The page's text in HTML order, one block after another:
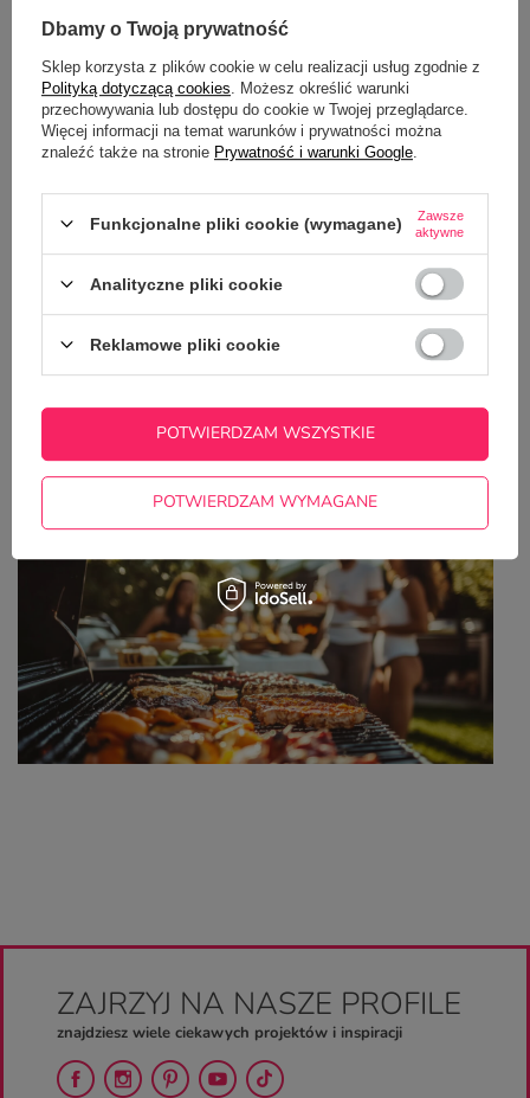
GŁÓWNE PARAMETRY
OPINIE (0)
Potrzebujesz pomocy? Masz pytania?
niezwłocznie, najciekawsze pytania i
odpowiedzi publikując dla innych.
ZADAJ PYTANIE
8 gadżetów na grilla, które odmienią Twoją
majówkę i zrobią efekt WOW
ZAJRZYJ NA NASZE PROFILE
znajdziesz wiele ciekawych projektów i inspiracji
Dbamy o Twoją prywatność
Sklep korzysta z plików cookie w celu realizacji usług zgodnie z
Polityką dotyczącą cookies . Możesz określić warunki
przechowywania lub dostępu do cookie w Twojej przeglądarce.
Więcej informacji na temat warunków i prywatności można
znaleźć także na stronie Prywatność i warunki Google
Funkcjonalne pliki cookie (wymagane)
Zawsze
aktywne
Analityczne pliki cookie
Reklamowe pliki cookie
POTWIERDZAM WYMAGANE
POTWIERDZAM WSZYSTKIE